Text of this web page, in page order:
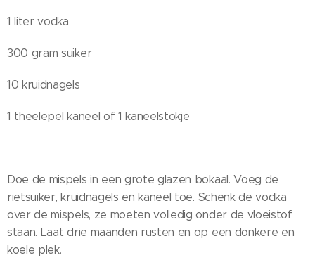
1 liter vodka
300 gram suiker
10 kruidnagels
1 theelepel kaneel of 1 kaneelstokje
Doe de mispels in een grote glazen bokaal. Voeg de
rietsuiker, kruidnagels en kaneel toe. Schenk de vodka
over de mispels, ze moeten volledig onder de vloeistof
staan. Laat drie maanden rusten en op een donkere en
koele plek.